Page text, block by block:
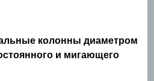
колонны диаметром
и мигающего